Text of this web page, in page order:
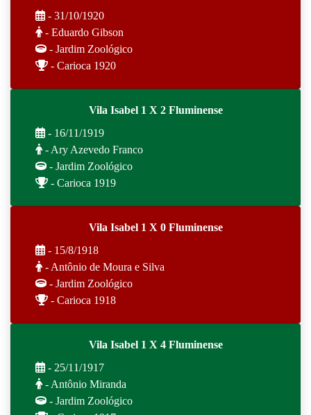
- 31/10/1920
- Eduardo Gibson
- Jardim Zoológico
- Carioca 1920
Vila Isabel 1 X 2 Fluminense
- 16/11/1919
- Ary Azevedo Franco
- Jardim Zoológico
- Carioca 1919
Vila Isabel 1 X 0 Fluminense
- 15/8/1918
- Antônio de Moura e Silva
- Jardim Zoológico
- Carioca 1918
Vila Isabel 1 X 4 Fluminense
- 25/11/1917
- Antônio Miranda
- Jardim Zoológico